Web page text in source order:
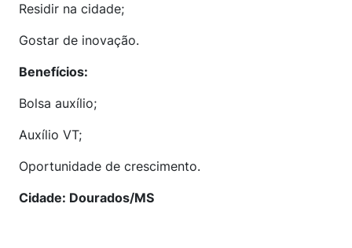
Residir na cidade;
Gostar de inovação.
Benefícios:
Bolsa auxílio;
Auxílio VT;
Oportunidade de crescimento.
Cidade: Dourados/MS